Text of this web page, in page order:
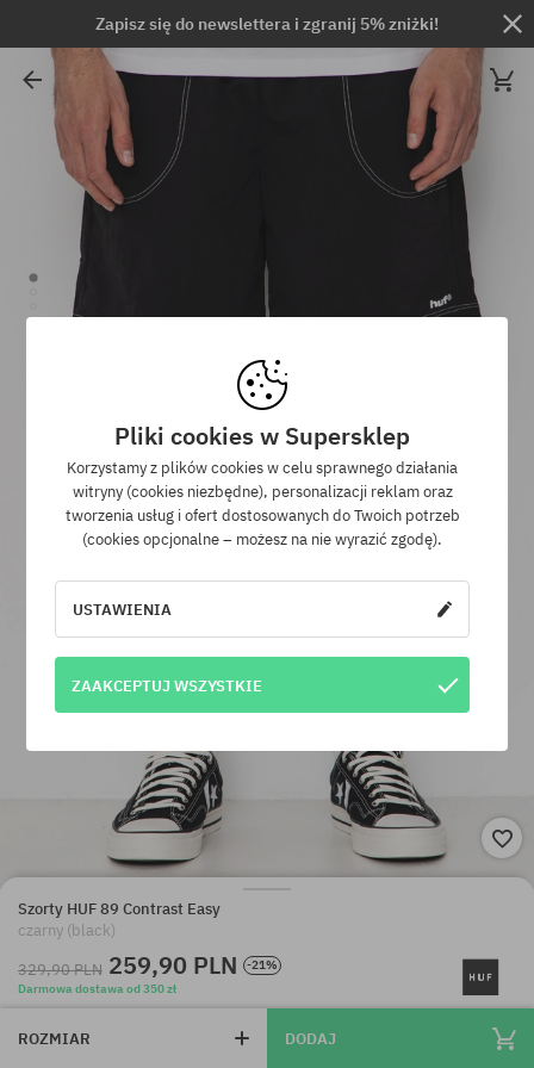
Zapisz się do newslettera i zgranij 5% zniżki!
Szorty HUF 89 Contrast Easy
czarny (black)
329,90 PLN 259,90 PLN
-21%
Darmowa dostawa od 350 zł
ROZMIAR DODAJ
Pliki cookies w Supersklep
Korzystamy z plików cookies w celu sprawnego działania
witryny (cookies niezbędne), personalizacji reklam oraz
tworzenia usług i ofert dostosowanych do Twoich potrzeb
(cookies opcjonalne – możesz na nie wyrazić zgodę).
USTAWIENIA
ZAAKCEPTUJ WSZYSTKIE